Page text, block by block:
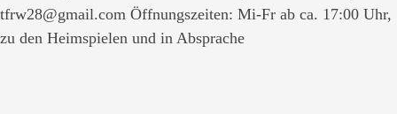
tfrw28@gmail.com Öffnungszeiten: Mi-Fr ab ca. 17:00 Uhr,
zu den Heimspielen und in Absprache